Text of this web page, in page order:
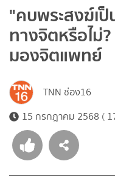
"คบพระสงฆ์เ
ทางจิตหรือไม่
มองจิตแพทย์
TNN ช่อง16
15 กรกฎาคม 2568 (